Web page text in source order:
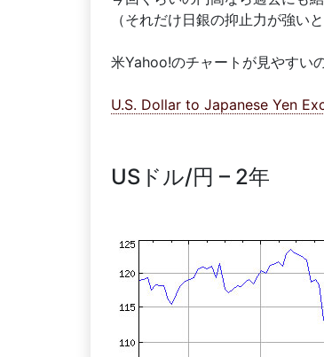
（それだけ日銀の抑止力が強い
米Yahoo!のチャートが見やすい
U.S. Dollar to Japanese Yen
USドル/円 – 2年